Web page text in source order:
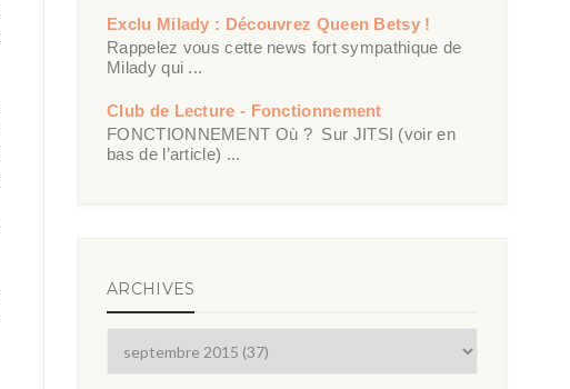
Exclu Milady : Découvrez Queen Betsy !
Rappelez vous cette news fort sympathique de
Milady qui ...
Club de Lecture - Fonctionnement
FONCTIONNEMENT Où ? Sur JITSI (voir en
bas de l’article) ...
ARCHIVES